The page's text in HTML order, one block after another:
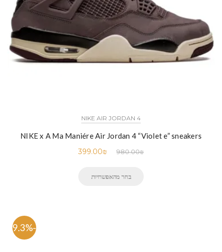
NIKE AIR JORDAN 4
NIKE x A Ma Maniére Air Jordan 4 “Violet e” sneakers
980.00₪
399.00₪
בחר מהאפשרויות
-59.3%